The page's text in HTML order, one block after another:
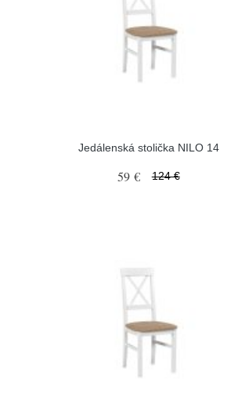
Jedálenská stolička NILO 14
59 € 124 €